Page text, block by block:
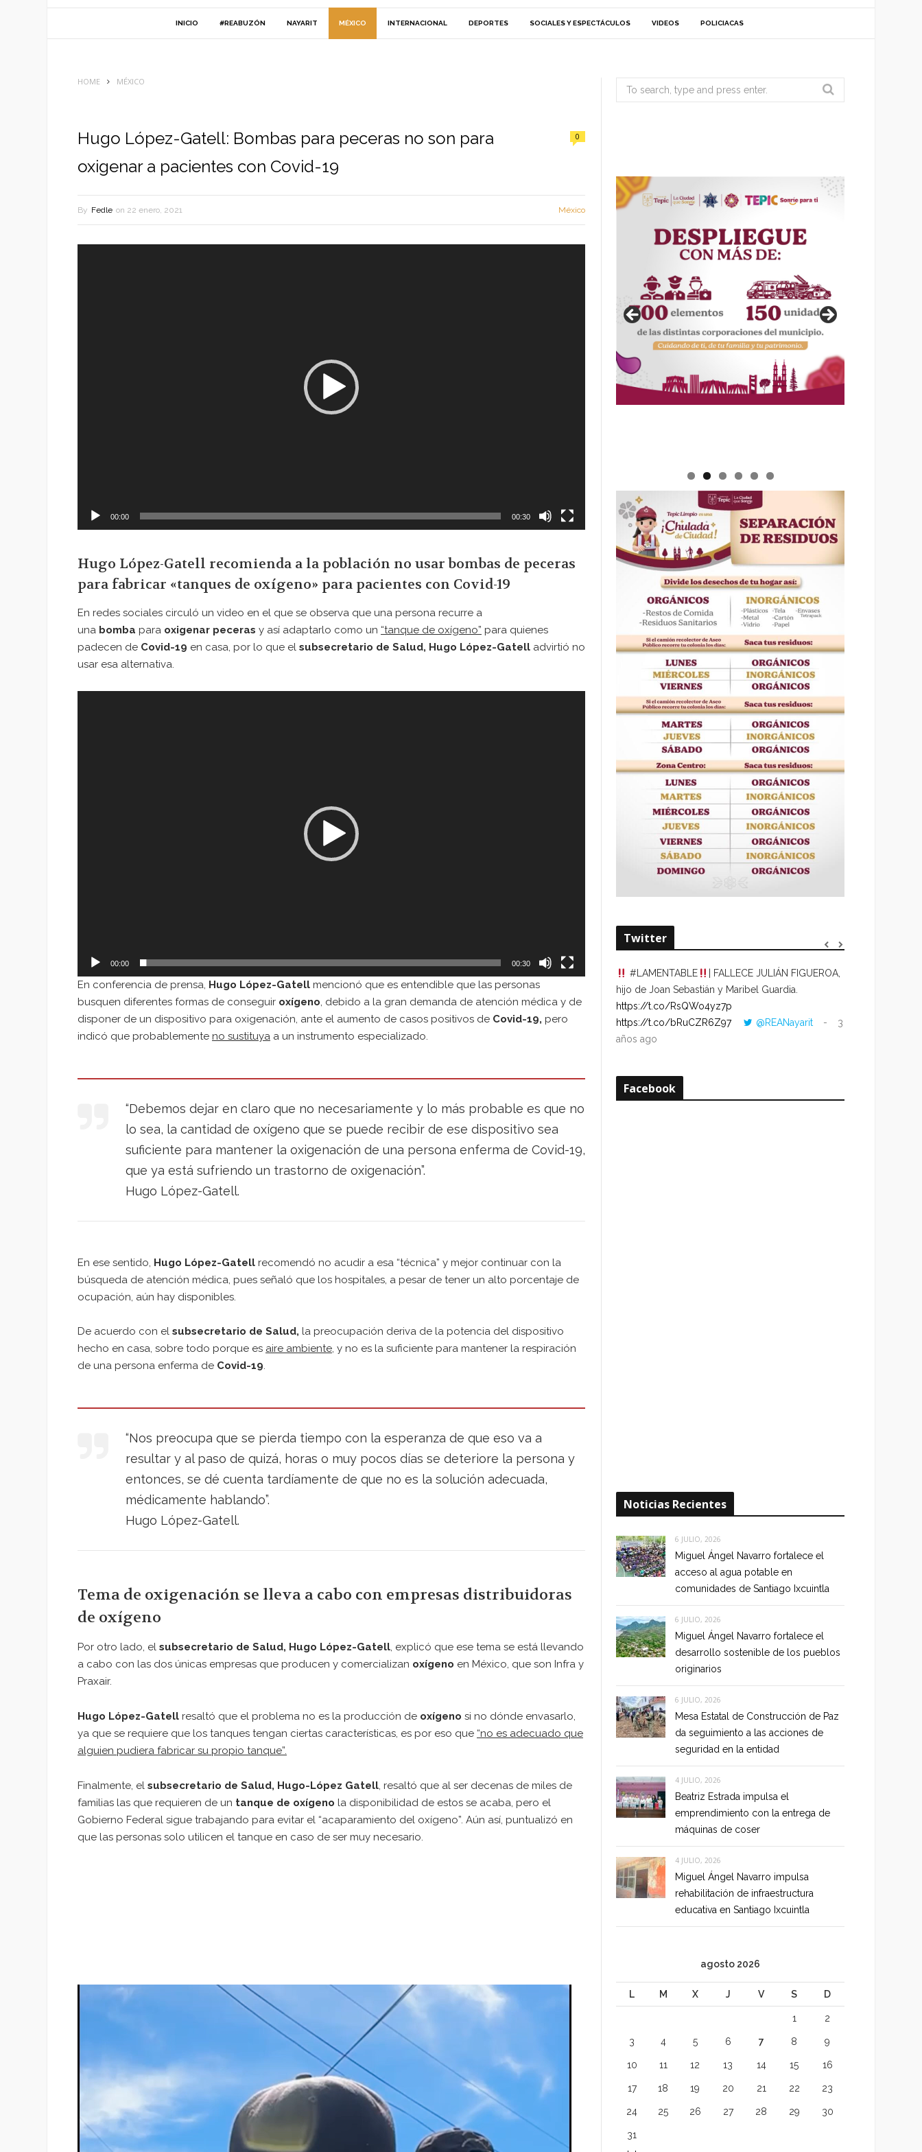
INICIO #REABUZÓN NAYARIT MÉXICO INTERNACIONAL DEPORTES SOCIALES Y ESPECTÁCULOS VIDEOS POLICIACAS
HOME MÉXICO
Hugo López-Gatell: Bombas para peceras no son para
oxigenar a pacientes con Covid-19
0
By Fedle on 22 enero, 2021 México
00:00 00:30
Hugo López-Gatell recomienda a la población no usar bombas de peceras
para fabricar «tanques de oxígeno» para pacientes con Covid-19
En redes sociales circuló un video en el que se observa que una persona recurre a
una bomba para oxigenar peceras y así adaptarlo como un “tanque de oxígeno” para quienes
padecen de Covid-19 en casa, por lo que el subsecretario de Salud, Hugo López-Gatell advirtió no
usar esa alternativa.
00:00 00:30
En conferencia de prensa, Hugo López-Gatell mencionó que es entendible que las personas
busquen diferentes formas de conseguir oxígeno, debido a la gran demanda de atención médica y de
disponer de un dispositivo para oxigenación, ante el aumento de casos positivos de Covid-19, pero
indicó que probablemente no sustituya a un instrumento especializado.
“Debemos dejar en claro que no necesariamente y lo más probable es que no
lo sea, la cantidad de oxígeno que se puede recibir de ese dispositivo sea
suficiente para mantener la oxigenación de una persona enferma de Covid-19,
que ya está sufriendo un trastorno de oxigenación”.
Hugo López-Gatell.
En ese sentido, Hugo López-Gatell recomendó no acudir a esa “técnica” y mejor continuar con la
búsqueda de atención médica, pues señaló que los hospitales, a pesar de tener un alto porcentaje de
ocupación, aún hay disponibles.
De acuerdo con el subsecretario de Salud, la preocupación deriva de la potencia del dispositivo
hecho en casa, sobre todo porque es aire ambiente, y no es la suficiente para mantener la respiración
de una persona enferma de Covid-19.
“Nos preocupa que se pierda tiempo con la esperanza de que eso va a
resultar y al paso de quizá, horas o muy pocos días se deteriore la persona y
entonces, se dé cuenta tardíamente de que no es la solución adecuada,
médicamente hablando”.
Hugo López-Gatell.
Tema de oxigenación se lleva a cabo con empresas distribuidoras
de oxígeno
Por otro lado, el subsecretario de Salud, Hugo López-Gatell, explicó que ese tema se está llevando
a cabo con las dos únicas empresas que producen y comercializan oxígeno en México, que son Infra y
Praxair.
Hugo López-Gatell resaltó que el problema no es la producción de oxígeno si no dónde envasarlo,
ya que se requiere que los tanques tengan ciertas características, es por eso que “no es adecuado que
alguien pudiera fabricar su propio tanque”.
Finalmente, el subsecretario de Salud, Hugo-López Gatell, resaltó que al ser decenas de miles de
familias las que requieren de un tanque de oxígeno la disponibilidad de estos se acaba, pero el
Gobierno Federal sigue trabajando para evitar el “acaparamiento del oxígeno”. Aún así, puntualizó en
que las personas solo utilicen el tanque en caso de ser muy necesario.
Reproductor
Search
for:
Twitter
#LAMENTABLE
| FALLECE JULIÁN FIGUEROA,
hijo de Joan Sebastián y Maribel Guardia.
https://t.co/RsQWo4yz7p
https://t.co/bRuCZR6Z97
@REANayarit
3
años ago
Facebook
Noticias Recientes
6 JULIO, 2026
Miguel Ángel Navarro fortalece el
acceso al agua potable en
comunidades de Santiago Ixcuintla
6 JULIO, 2026
Miguel Ángel Navarro fortalece el
desarrollo sostenible de los pueblos
originarios
6 JULIO, 2026
Mesa Estatal de Construcción de Paz
da seguimiento a las acciones de
seguridad en la entidad
4 JULIO, 2026
Beatriz Estrada impulsa el
emprendimiento con la entrega de
máquinas de coser
4 JULIO, 2026
Miguel Ángel Navarro impulsa
rehabilitación de infraestructura
educativa en Santiago Ixcuintla
agosto 2026
L M X J V S D
1 2
3 4 5 6 7 8 9
10 11 12 13 14 15 16
17 18 19 20 21 22 23
24 25 26 27 28 29 30
31